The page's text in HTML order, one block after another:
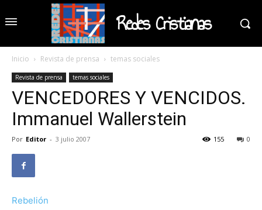
Redes Cristianas
Inicio Revista de prensa temas sociales
Revista de prensa temas sociales
VENCEDORES Y VENCIDOS.
Immanuel Wallerstein
Por Editor - 3 julio 2007 0
155
Rebelión